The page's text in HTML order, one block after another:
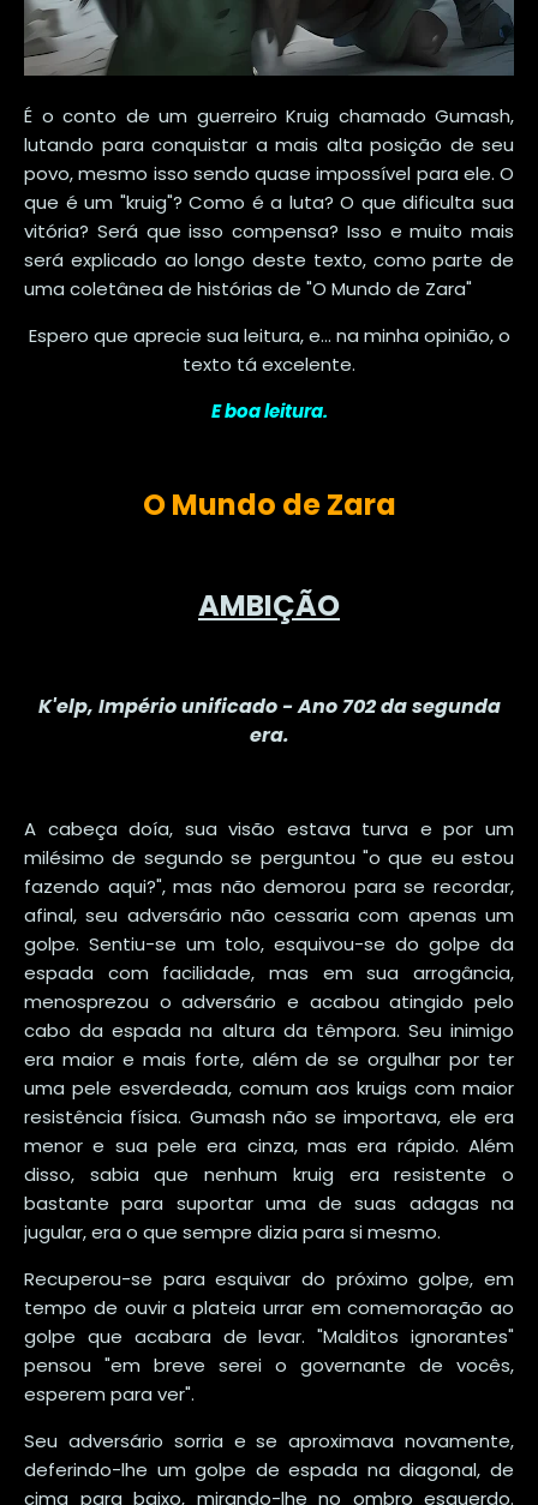
É o conto de um guerreiro Kruig chamado Gumash,
lutando para conquistar a mais alta posição de seu
povo, mesmo isso sendo quase impossível para ele. O
que é um "kruig"? Como é a luta? O que dificulta sua
vitória? Será que isso compensa? Isso e muito mais
será explicado ao longo deste texto, como parte de
uma coletânea de histórias de "O Mundo de Zara"
Espero que aprecie sua leitura, e... na minha opinião, o
texto tá excelente.
E boa leitura.
O Mundo de Zara
AMBIÇÃO
K'elp, Império unificado - Ano 702 da segunda
era.
A cabeça doía, sua visão estava turva e por um
milésimo de segundo se perguntou "o que eu estou
fazendo aqui?", mas não demorou para se recordar,
afinal, seu adversário não cessaria com apenas um
golpe. Sentiu-se um tolo, esquivou-se do golpe da
espada com facilidade, mas em sua arrogância,
menosprezou o adversário e acabou atingido pelo
cabo da espada na altura da têmpora. Seu inimigo
era maior e mais forte, além de se orgulhar por ter
uma pele esverdeada, comum aos kruigs com maior
resistência física. Gumash não se importava, ele era
menor e sua pele era cinza, mas era rápido. Além
disso, sabia que nenhum kruig era resistente o
bastante para suportar uma de suas adagas na
jugular, era o que sempre dizia para si mesmo.
Recuperou-se para esquivar do próximo golpe, em
tempo de ouvir a plateia urrar em comemoração ao
golpe que acabara de levar. "Malditos ignorantes"
pensou "em breve serei o governante de vocês,
esperem para ver".
Seu adversário sorria e se aproximava novamente,
deferindo-lhe um golpe de espada na diagonal, de
cima para baixo, mirando-lhe no ombro esquerdo.